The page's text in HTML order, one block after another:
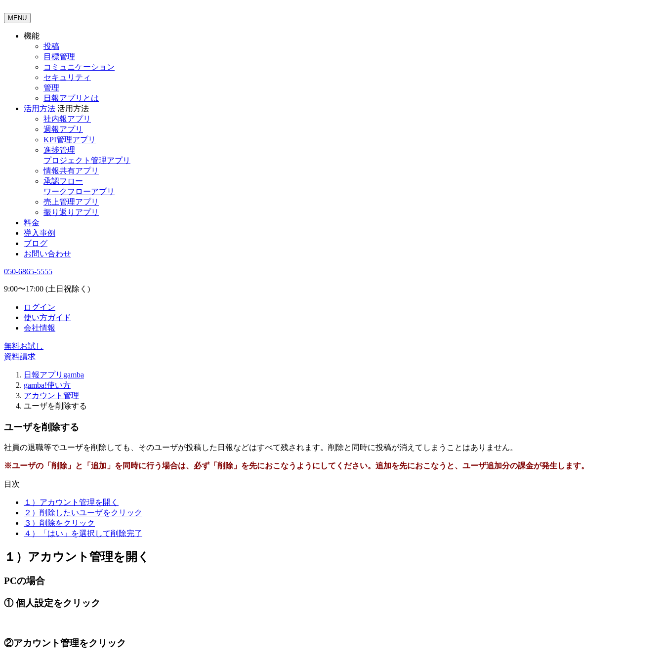
MENU
機能
投稿
目標管理
コミュニケーション
セキュリティ
管理
日報アプリとは
活用方法 活用方法
社内報アプリ
週報アプリ
KPI管理アプリ
進捗管理
プロジェクト管理アプリ
情報共有アプリ
承認フロー
ワークフローアプリ
売上管理アプリ
振り返りアプリ
料金
導入事例
ブログ
お問い合わせ
050-6865-5555
9:00〜17:00 (土日祝除く)
ログイン
使い方ガイド
会社情報
無料お試し
資料請求
日報アプリgamba
gamba!使い方
アカウント管理
ユーザを削除する
ユーザを削除する
社員の退職等でユーザを削除しても、そのユーザが投稿した日報などはすべて残されます。削除と同時に投稿が消えてしまうことはありません。
※ユーザの「削除」と「追加」を同時に行う場合は、必ず「削除」を先におこなうようにしてください。追加を先におこなうと、ユーザ追加分の課金が発生します。
目次
１）アカウント管理を開く
２）削除したいユーザをクリック
３）削除をクリック
４）「はい」を選択して削除完了
１）アカウント管理を開く
PCの場合
① 個人設定をクリック
②アカウント管理をクリック